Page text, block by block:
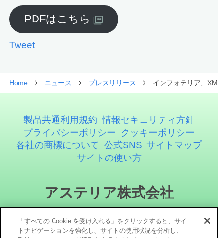
PDFはこちら
Tweet
Home ニュース プレスリリース インフォテリア、
製品共通利用規約 情報セキュリティ方針
プライバシーポリシー
クッキーポリシー
各社の商標について 公式SNS サイトマップ
サイトの使い方
アステリア株式会社
「すべての Cookie を受け入れる」をクリックすると、サイ
トナビゲーションを強化し、サイトの使用状況を分析し、